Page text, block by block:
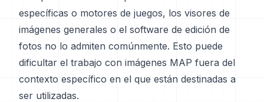
específicas o motores de juegos, los visores de
imágenes generales o el software de edición de
fotos no lo admiten comúnmente. Esto puede
dificultar el trabajo con imágenes MAP fuera del
contexto específico en el que están destinadas a
ser utilizadas.